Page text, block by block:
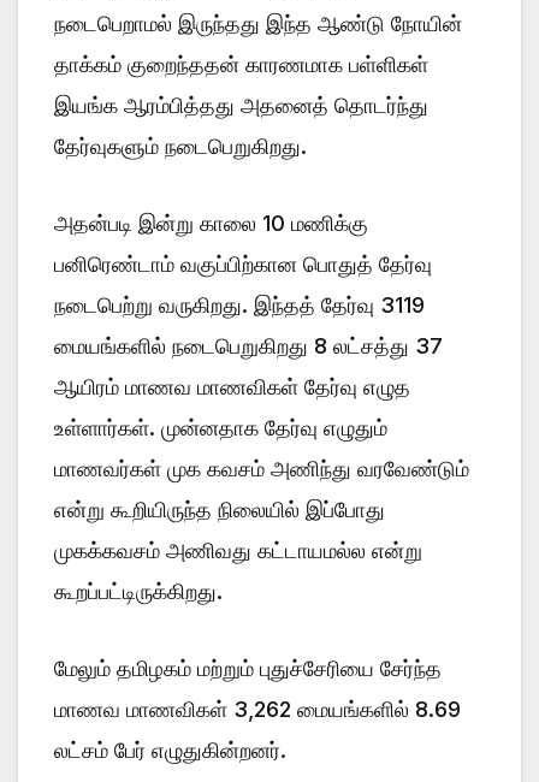
நடைபெறாமல் இருந்தது இந்த ஆண்டு நோயின்
தாக்கம் குறைந்ததன் காரணமாக பள்ளிகள்
இயங்க ஆரம்பித்தது அதனைத் தொடர்ந்து
தேர்வுகளும் நடைபெறுகிறது.
அதன்படி இன்று காலை 10 மணிக்கு
பனிரெண்டாம் வகுப்பிற்கான பொதுத் தேர்வு
நடைபெற்று வருகிறது. இந்தத் தேர்வு 3119
மையங்களில் நடைபெறுகிறது 8 லட்சத்து 37
ஆயிரம் மாணவ மாணவிகள் தேர்வு எழுத
உள்ளார்கள். முன்னதாக தேர்வு எழுதும்
மாணவர்கள் முக கவசம் அணிந்து வரவேண்டும்
என்று கூறியிருந்த நிலையில் இப்போது
முகக்கவசம் அணிவது கட்டாயமல்ல என்று
கூறப்பட்டிருக்கிறது.
மேலும் தமிழகம் மற்றும் புதுச்சேரியை சேர்ந்த
மாணவ மாணவிகள் 3,262 மையங்களில் 8.69
லட்சம் பேர் எழுதுகின்றனர்.